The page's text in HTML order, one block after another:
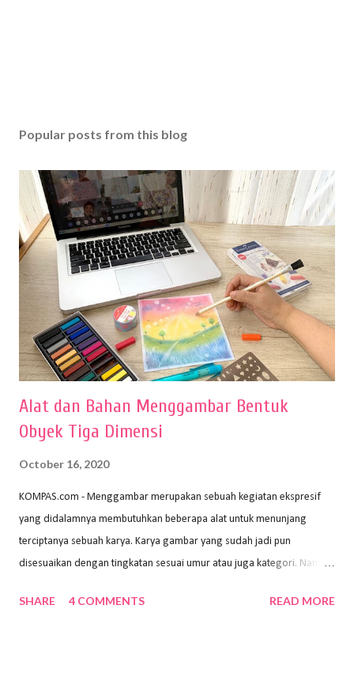
Popular posts from this blog
Alat dan Bahan Menggambar Bentuk
Obyek Tiga Dimensi
October 16, 2020
KOMPAS.com - Menggambar merupakan sebuah kegiatan ekspresif
yang didalamnya membutuhkan beberapa alat untuk menunjang
terciptanya sebuah karya. Karya gambar yang sudah jadi pun
disesuaikan dengan tingkatan sesuai umur atau juga kategori. Namun,
sehingga hasilnya bisa dilihat. Peran alat dan bahan sangat
SHARE 4 COMMENTS READ MORE